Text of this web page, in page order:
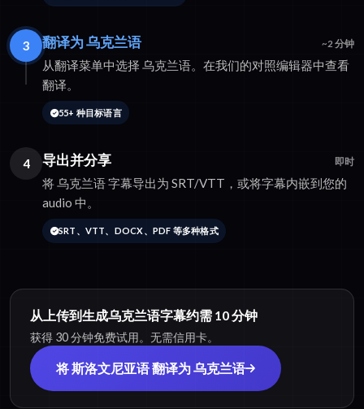
3 翻译为 乌克兰语 ~2 分钟
从翻译菜单中选择 乌克兰语。在我们的对照编辑器中查看
翻译。
55+ 种目标语言
4 导出并分享 即时
将 乌克兰语 字幕导出为 SRT/VTT，或将字幕内嵌到您的
audio 中。
SRT、VTT、DOCX、PDF 等多种格式
从上传到生成乌克兰语字幕约需 10 分钟
获得 30 分钟免费试用。无需信用卡。
将 斯洛文尼亚语 翻译为 乌克兰语